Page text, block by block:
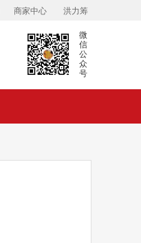
商家中心 洪力筹
微
信
公
众
号